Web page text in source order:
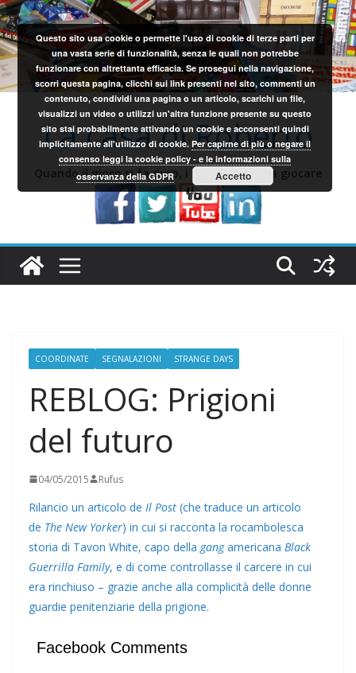
Salta
al
contenuto
La casa di Roberto
Quando il gioco si fa duro, i sardi iniziano a giocare
COORDINATE SEGNALAZIONI STRANGE DAYS
REBLOG: Prigioni
del futuro
04/05/2015 Rufus
Rilancio un articolo de Il Post (che traduce un articolo
de The New Yorker) in cui si racconta la rocambolesca
storia di Tavon White, capo della gangamericana Black
Guerrilla Family, e di come controllasse il carcere in cui
era rinchiuso – grazie anche alla complicità delle donne
guardie penitenziarie della prigione.
Facebook Comments
Questo sito usa cookie o permette l'uso di cookie di terze parti per
una vasta serie di funzionalità, senza le quali non potrebbe
funzionare con altrettanta efficacia. Se prosegui nella navigazione,
scorri questa pagina, clicchi sui link presenti nel sito, commenti un
contenuto, condividi una pagina o un articolo, scarichi un file,
visualizzi un video o utilizzi un'altra funzione presente su questo
sito stai probabilmente attivando un cookie e acconsenti quindi
implicitamente all'utilizzo di cookie.Per capirne di più o negare il
consenso leggi la cookie policy - e le informazioni sulla
osservanza della GDPR
Accetto